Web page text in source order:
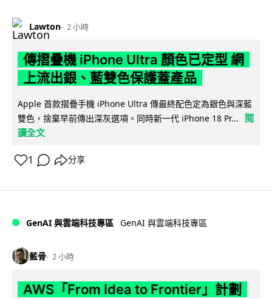
Lawton 2 小時
傳摺疊機 iPhone Ultra 顏色已定型 網
上流出銀、藍雙色保護蓋產品
Apple 首款摺疊手機 iPhone Ultra 傳最終配色定為銀色與深藍
雙色，捨棄早前傳出深灰選項。同時新一代 iPhone 18 Pr...
閱
讀全文
1 分享
GenAI 與雲端科技專區 GenAI 與雲端科技專區
藍骨 2 小時
AWS「From Idea to Frontier」計劃